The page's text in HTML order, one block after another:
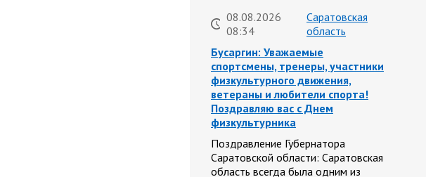
08.08.2026
08:34
Саратовская
область
Бусаргин: Уважаемые
спортсмены, тренеры, участники
физкультурного движения,
ветераны и любители спорта!
Поздравляю вас с Днем
физкультурника
Поздравление Губернатора
Саратовской области: Саратовская
область всегда была одним из